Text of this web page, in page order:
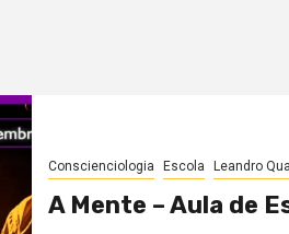
Conscienciologia Escola Leandro
A Mente – Aula de